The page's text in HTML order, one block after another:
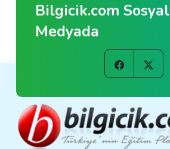
Bilgicik.com Sosyal
Medyada